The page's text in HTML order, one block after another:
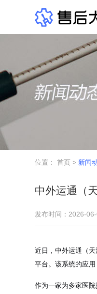
位置： 首页 > 新闻
中外运通（
发布时间：2026-
近日，中外运通（
平台。该系统的应
作为一家为多家医